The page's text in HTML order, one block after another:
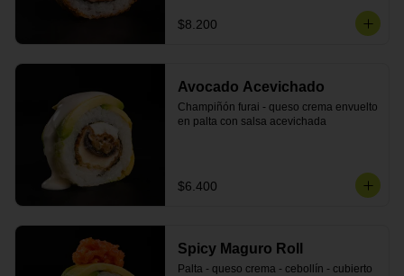
$8.200
Avocado Acevichado
Champiñón furai - queso crema envuelto
en palta con salsa acevichada
$6.400
Spicy Maguro Roll
Palta - queso crema - cebollín - cubierto